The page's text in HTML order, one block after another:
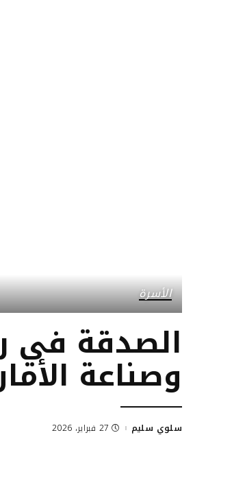
الأسرة
الصدقة في
وصناعة
Posted
سلوي سليم 27 فبراير، 2026